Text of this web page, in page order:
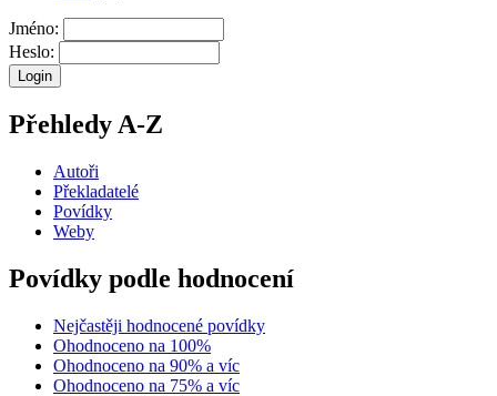
Jméno:
Heslo:
Přehledy A-Z
Autoři
Překladatelé
Povídky
Weby
Povídky podle hodnocení
Nejčastěji hodnocené povídky
Ohodnoceno na 100%
Ohodnoceno na 90% a víc
Ohodnoceno na 75% a víc